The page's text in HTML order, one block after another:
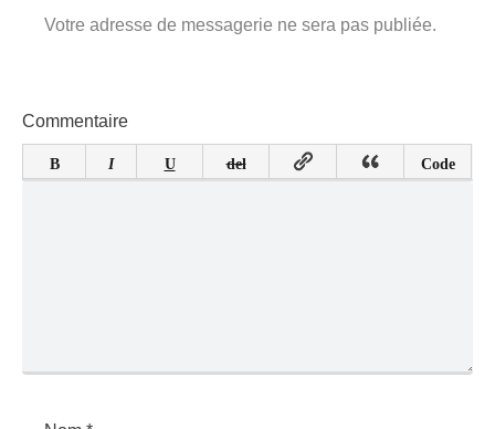
Votre adresse de messagerie ne sera pas publiée.
Commentaire
B I U del Code